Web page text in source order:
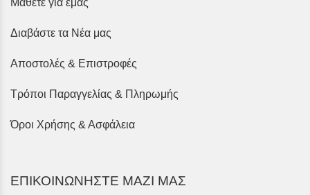
Διαβάστε τα Νέα μας
Αποστολές & Επιστροφές
Τρόποι Παραγγελίας & Πληρωμής
Όροι Χρήσης & Ασφάλεια
ΕΠΙΚΟΙΝΩΝΗΣΤΕ ΜΑΖΙ ΜΑΣ